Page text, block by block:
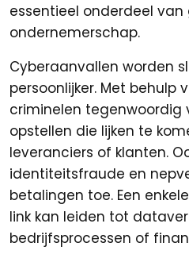
essentieel onderdeel van
ondernemerschap.
Cyberaanvallen worden
persoonlijker. Met behulp
criminelen tegenwoordig
opstellen die lijken te
leveranciers of klanten.
identiteitsfraude en
betalingen toe. Een
link kan leiden tot
bedrijfsprocessen of